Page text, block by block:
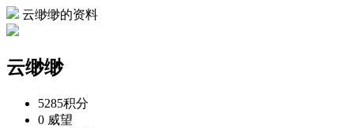
云缈缈的资料
云缈缈
5285积分
0 威望